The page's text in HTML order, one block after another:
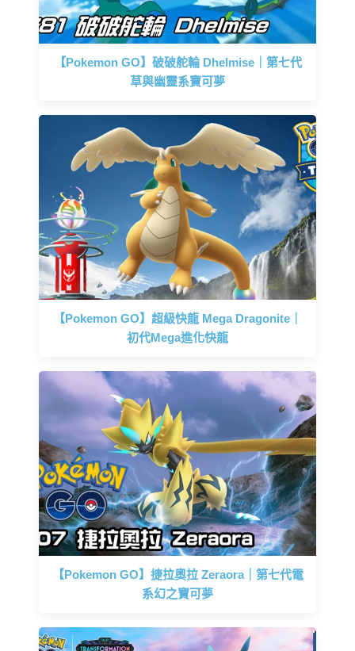
【Pokemon GO】破破舵輪 Dhelmise｜第七代
草與幽靈系寶可夢
【Pokemon GO】超級快龍 Mega Dragonite｜
初代Mega進化快龍
【Pokemon GO】捷拉奧拉 Zeraora｜第七代電
系幻之寶可夢